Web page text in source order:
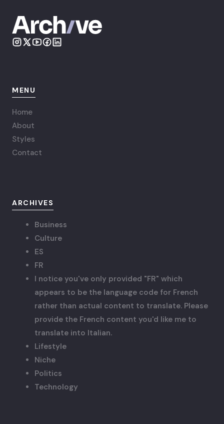
MENU
Home
About
Styles
Contact
ARCHIVES
Business
Culture
ES
FR
I notice you've only provided "FR" which
appears to be the language code for French
rather than actual content to translate. Please
provide the French content you'd like me to
translate into Italian.
Lifestyle
Niche
Politics
Technology